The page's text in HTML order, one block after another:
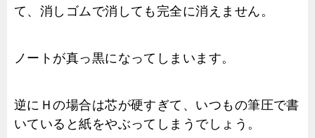
て、消しゴムで消しても完全に消えません。
ノートが真っ黒になってしまいます。
逆にＨの場合は芯が硬すぎて、いつもの筆圧で書
いていると紙をやぶってしまうでしょう。